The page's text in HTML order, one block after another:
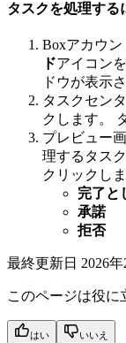
タスクを処理する
Boxアカウ
ドアイコン
ドウが表示
タスクセン
クします。
プレビュー
理するタス
クリックしま
完了と
承諾
拒否
最終更新日 2026年
このページは役に
はい いいえ